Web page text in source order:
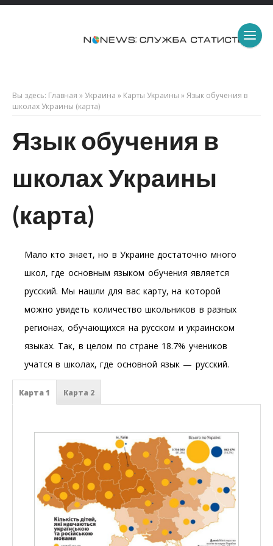
Вы здесь: Главная » Украина » Карты Украины »Язык обучения в
школах Украины (карта)
Язык обучения в
школах Украины
(карта)
Мало кто знает, но в Украине достаточно много
школ, где основным языком обучения является
русский. Мы нашли для вас карту, на которой
можно увидеть количество школьников в разных
регионах, обучающихся на русском и украинском
языках. Так, в целом по стране 18.7% учеников
учатся в школах, где основной язык — русский.
Карта 1 Карта 2